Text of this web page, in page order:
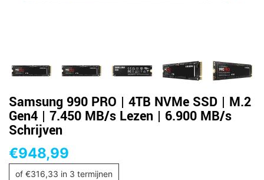
Samsung 990 PRO | 4TB NVMe SSD | M.2
Gen4 | 7.450 MB/s Lezen | 6.900 MB/s
Schrijven
€948,99
of €316,33 in 3 termijnen